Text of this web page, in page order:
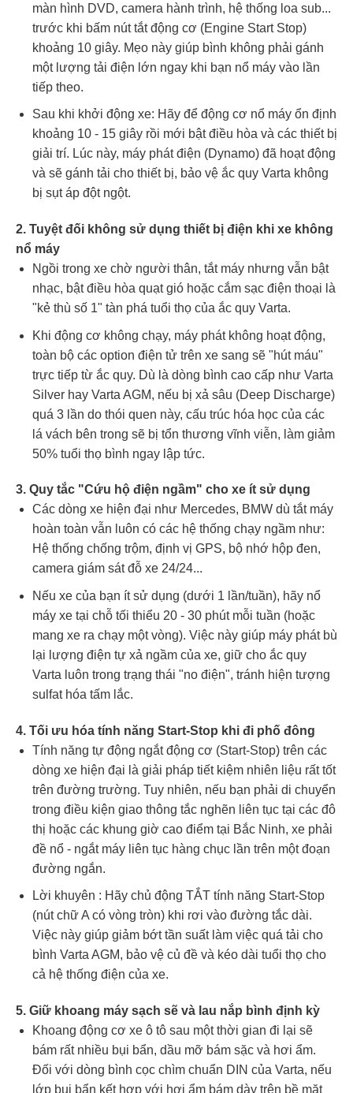
màn hình DVD, camera hành trình, hệ thống loa sub...
trước khi bấm nút tắt động cơ (Engine Start Stop)
khoảng 10 giây. Mẹo này giúp bình không phải gánh
một lượng tải điện lớn ngay khi bạn nổ máy vào lần
tiếp theo.
Sau khi khởi động xe: Hãy để động cơ nổ máy ổn định
khoảng 10 - 15 giây rồi mới bật điều hòa và các thiết bị
giải trí. Lúc này, máy phát điện (Dynamo) đã hoạt động
và sẽ gánh tải cho thiết bị, bảo vệ ắc quy Varta không
bị sụt áp đột ngột.
2. Tuyệt đối không sử dụng thiết bị điện khi xe không
nổ máy
Ngồi trong xe chờ người thân, tắt máy nhưng vẫn bật
nhạc, bật điều hòa quạt gió hoặc cắm sạc điện thoại là
"kẻ thù số 1" tàn phá tuổi thọ của ắc quy Varta.
Khi động cơ không chạy, máy phát không hoạt động,
toàn bộ các option điện tử trên xe sang sẽ "hút máu"
trực tiếp từ ắc quy. Dù là dòng bình cao cấp như Varta
Silver hay Varta AGM, nếu bị xả sâu (Deep Discharge)
quá 3 lần do thói quen này, cấu trúc hóa học của các
lá vách bên trong sẽ bị tổn thương vĩnh viễn, làm giảm
50% tuổi thọ bình ngay lập tức.
3. Quy tắc "Cứu hộ điện ngầm" cho xe ít sử dụng
Các dòng xe hiện đại như Mercedes, BMW dù tắt máy
hoàn toàn vẫn luôn có các hệ thống chạy ngầm như:
Hệ thống chống trộm, định vị GPS, bộ nhớ hộp đen,
camera giám sát đỗ xe 24/24...
Nếu xe của bạn ít sử dụng (dưới 1 lần/tuần), hãy nổ
máy xe tại chỗ tối thiểu 20 - 30 phút mỗi tuần (hoặc
mang xe ra chạy một vòng). Việc này giúp máy phát bù
lại lượng điện tự xả ngầm của xe, giữ cho ắc quy
Varta luôn trong trạng thái "no điện", tránh hiện tượng
sulfat hóa tấm lắc.
4. Tối ưu hóa tính năng Start-Stop khi đi phố đông
Tính năng tự động ngắt động cơ (Start-Stop) trên các
dòng xe hiện đại là giải pháp tiết kiệm nhiên liệu rất tốt
trên đường trường. Tuy nhiên, nếu bạn phải di chuyển
trong điều kiện giao thông tắc nghẽn liên tục tại các đô
thị hoặc các khung giờ cao điểm tại Bắc Ninh, xe phải
đề nổ - ngắt máy liên tục hàng chục lần trên một đoạn
đường ngắn.
Lời khuyên : Hãy chủ động TẮT tính năng Start-Stop
(nút chữ A có vòng tròn) khi rơi vào đường tắc dài.
Việc này giúp giảm bớt tần suất làm việc quá tải cho
bình Varta AGM, bảo vệ củ đề và kéo dài tuổi thọ cho
cả hệ thống điện của xe.
5. Giữ khoang máy sạch sẽ và lau nắp bình định kỳ
Khoang động cơ xe ô tô sau một thời gian đi lại sẽ
bám rất nhiều bụi bẩn, dầu mỡ bám sặc và hơi ẩm.
Đối với dòng bình cọc chìm chuẩn DIN của Varta, nếu
lớp bụi bẩn kết hợp với hơi ẩm bám dày trên bề mặt